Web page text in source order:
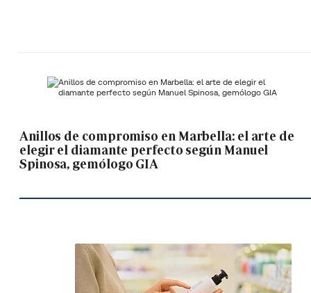
Anillos de compromiso en Marbella: el arte de
elegir el diamante perfecto según Manuel
Spinosa, gemólogo GIA